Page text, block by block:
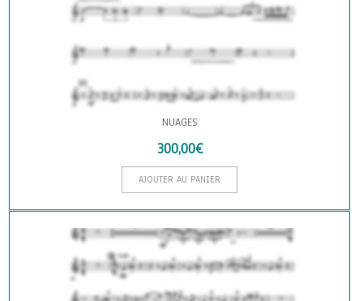
NUAGES
300,00€
AJOUTER AU PANIER